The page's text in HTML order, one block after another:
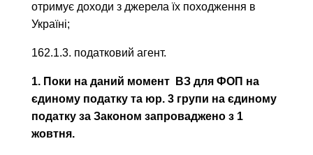
отримує доходи з джерела їх походження в
Україні;
162.1.3. податковий агент.
1. Поки на даний момент ВЗ для ФОП на
єдиному податку та юр. 3 групи на єдиному
податку за Законом запроваджено з 1
жовтня.